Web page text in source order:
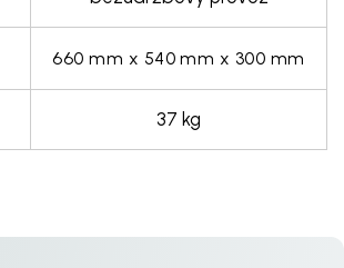
660 mm x 540 mm x 300 mm
37 kg